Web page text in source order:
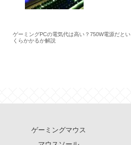
ゲーミングPCの電気代は高い？750W電源だとい
くらかかるか解説
ゲーミングマウス